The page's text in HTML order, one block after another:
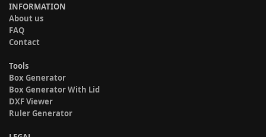
INFORMATION
About us
FAQ
Contact
Tools
Box Generator
Box Generator With Lid
DXF Viewer
Ruler Generator